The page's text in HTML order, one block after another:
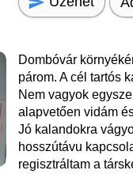
Dombóvár
párom. A cél tartós
Nem vagyok
alapvetően vidám
Jó kalandokra
hosszútávu
regisztráltam a